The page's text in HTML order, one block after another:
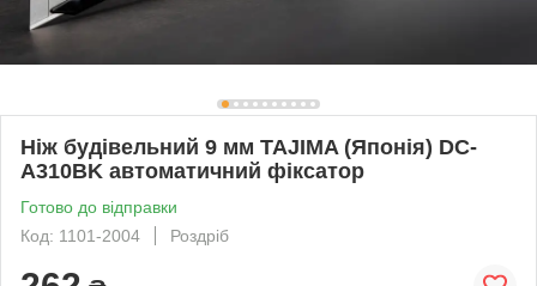
Ніж будівельний 9 мм TAJIMA (Японія) DC-
A310BK автоматичний фіксатор
Готово до відправки
Код: 1101-2004
Роздріб